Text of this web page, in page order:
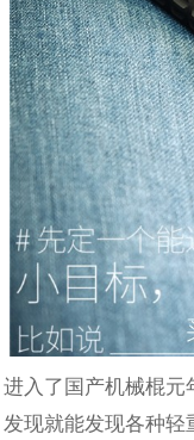
进入了国产机械棍元
发现就能发现各种轻